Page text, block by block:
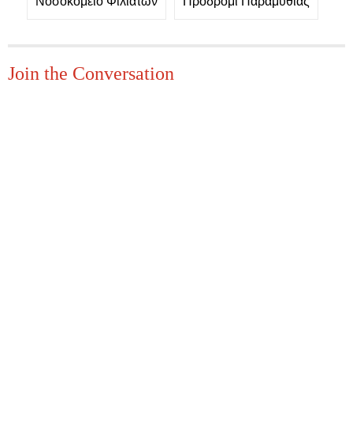
Join the Conversation